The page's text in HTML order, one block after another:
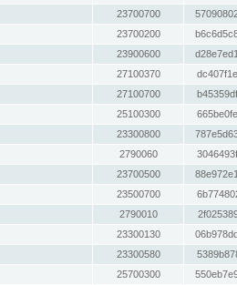
23700700
23700200
23900600
27100370
27100700
25100300
23300800
2790060
23700500
23500700
2790010
23300130
23300580
25700300